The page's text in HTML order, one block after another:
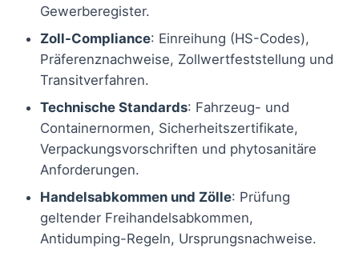
Gewerberegister.
Zoll-Compliance: Einreihung (HS-Codes),
Präferenznachweise, Zollwertfeststellung und
Transitverfahren.
Technische Standards: Fahrzeug- und
Containernormen, Sicherheitszertifikate,
Verpackungsvorschriften und phytosanitäre
Anforderungen.
Handelsabkommen und Zölle: Prüfung
geltender Freihandelsabkommen,
Antidumping-Regeln, Ursprungsnachweise.